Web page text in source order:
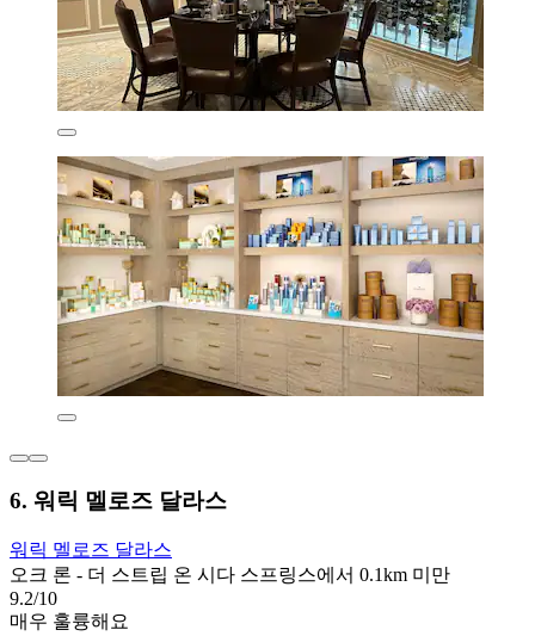
6. 워릭 멜로즈 달라스
워릭 멜로즈 달라스
오크 론 - 더 스트립 온 시다 스프링스에서 0.1km 미만
9.2/10
매우 훌륭해요